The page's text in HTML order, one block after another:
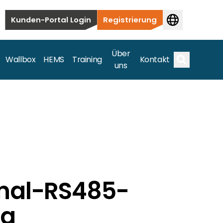
Kunden-Portal Login Registrierung
Wallbox HEMS Training
Über
uns
Kontakt
bis hin zu kommerziellen und
Spektrum ab.RS485-